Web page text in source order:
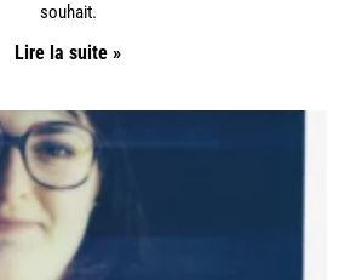
souhait.
Lire la suite »